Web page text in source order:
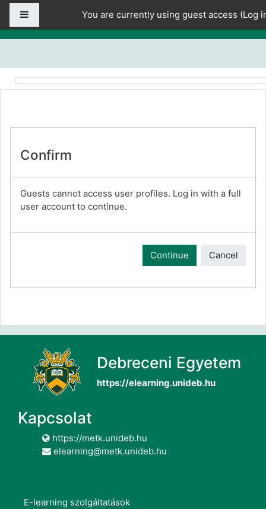
Skip to main content
You are currently using guest access (Log
Confirm
Guests cannot access user profiles. Log in with a full
user account to continue.
Continue Cancel
Debreceni Egyetem
https://elearning.unideb.hu
Kapcsolat
https://metk.unideb.hu
elearning@metk.unideb.hu
E-learning szolgáltatások